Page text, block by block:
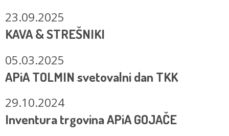
23.09.2025
KAVA & STREŠNIKI
05.03.2025
APiA TOLMIN svetovalni dan TKK
29.10.2024
Inventura trgovina APiA GOJAČE